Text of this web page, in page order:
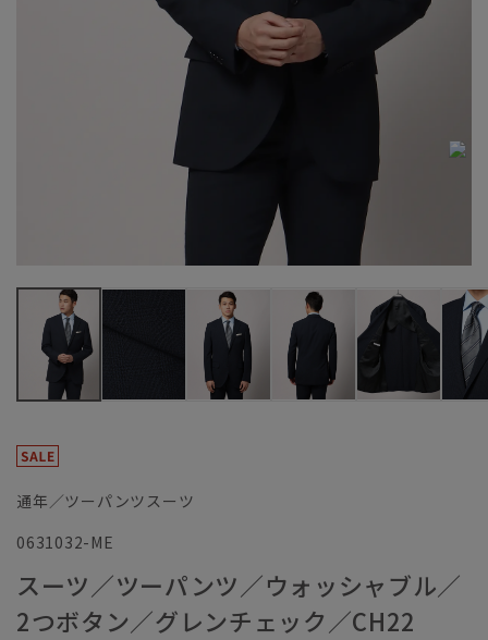
通年／ツーパンツスーツ
0631032-ME
スーツ／ツーパンツ／ウォッシャブル／
2つボタン／グレンチェック／CH22